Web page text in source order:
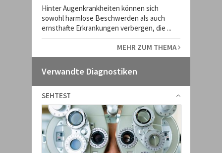
Hinter Augenkrankheiten können sich
sowohl harmlose Beschwerden als auch
ernsthafte Erkrankungen verbergen, die ...
MEHR ZUM THEMA
Verwandte Diagnostiken
SEHTEST